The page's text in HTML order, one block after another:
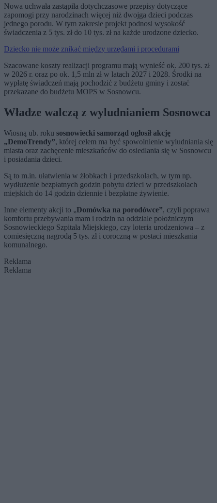
Nowa uchwała zastąpiła dotychczasowe przepisy dotyczące
zapomogi przy narodzinach więcej niż dwojga dzieci podczas
jednego porodu. W tym zakresie projekt podnosi wysokość
świadczenia z 5 tys. zł do 10 tys. zł na każde urodzone dziecko.
Dziecko nie może znikać między urzędami i procedurami
Szacowane koszty realizacji programu mają wynieść ok. 200 tys. zł
w 2026 r. oraz po ok. 1,5 mln zł w latach 2027 i 2028. Środki na
wypłatę świadczeń mają pochodzić z budżetu gminy i zostać
przekazane do budżetu MOPS w Sosnowcu.
Władze walczą z wyludnianiem Sosnowca
Wiosną ub. roku sosnowiecki samorząd ogłosił akcję
„DemoTrendy”, której celem ma być spowolnienie wyludniania się
miasta oraz zachęcenie mieszkańców do osiedlania się w Sosnowcu
i posiadania dzieci.
Są to m.in. ułatwienia w żłobkach i przedszkolach, w tym np.
wydłużenie bezpłatnych godzin pobytu dzieci w przedszkolach
miejskich do 14 godzin dziennie i bezpłatne żywienie.
Inne elementy akcji to „Domówka na porodówce”, czyli poprawa
komfortu przebywania mam i rodzin na oddziale położniczym
Sosnowieckiego Szpitala Miejskiego, czy loteria urodzeniowa – z
comiesięczną nagrodą 5 tys. zł i coroczną w postaci mieszkania
komunalnego.
Reklama
Reklama